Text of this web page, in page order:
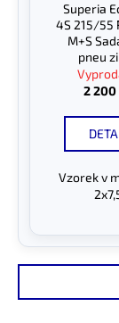
Superia
4S 215/55
M+S
pneu
2 200
Vzorek v